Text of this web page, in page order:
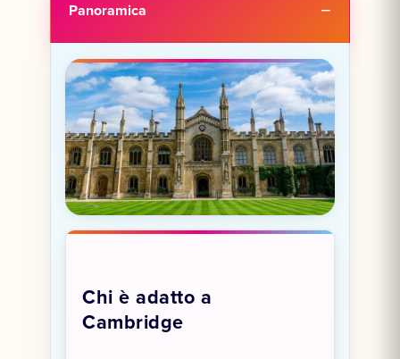
Panoramica
Chi è adatto a
Cambridge